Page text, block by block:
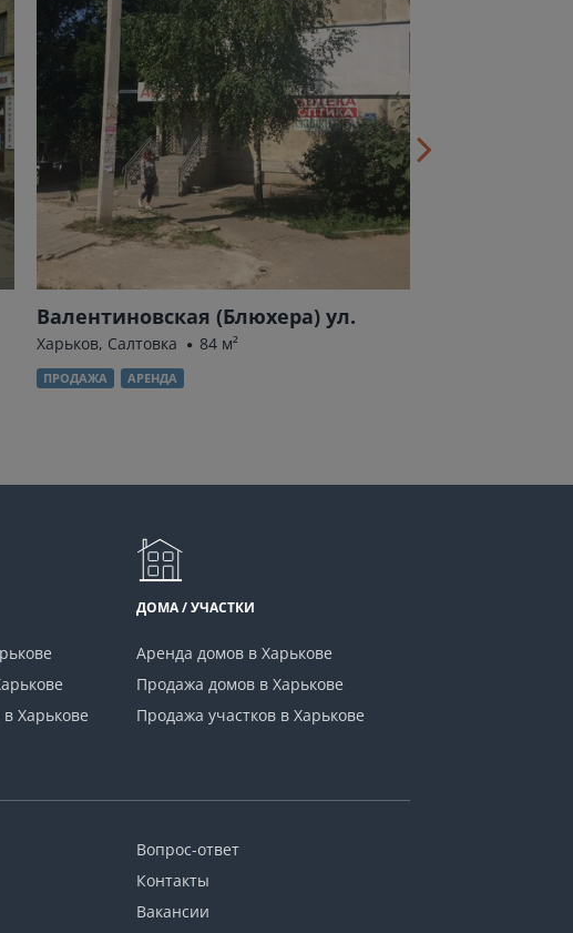
Валентиновская (Блюхера) ул.
Харьков, Салтовка 84 м²
ПРОДАЖА АРЕНДА
Харькове
ДОМА / УЧАСТКИ
Аренда домов в Харькове
Продажа домов в Харькове
Продажа участков в Харькове
Вопрос-ответ
Контакты
Вакансии